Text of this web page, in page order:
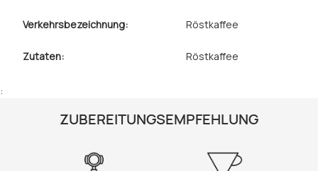
Verkehrsbezeichnung: Röstkaffee
Zutaten: Röstkaffee
:
ZUBEREITUNGSEMPFEHLUNG